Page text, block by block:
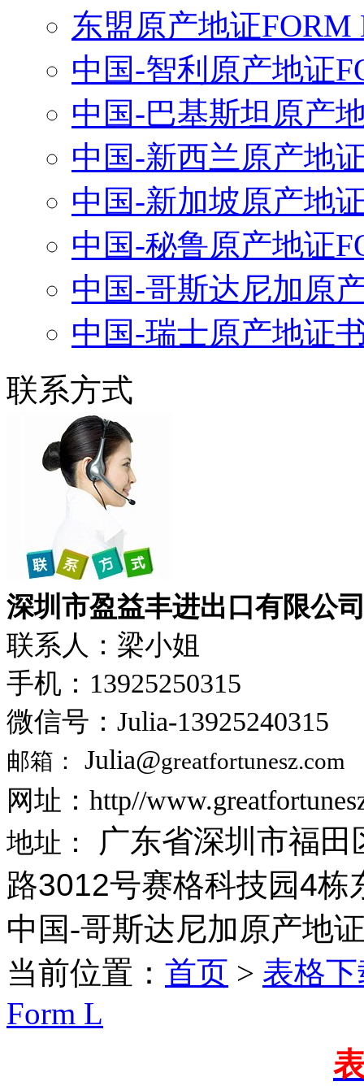
东盟原产地证FORM
中国-智利原产地证
中国-巴基斯坦原产
中国-新西兰原产地
中国-新加坡原产地
中国-秘鲁原产地证
中国-哥斯达尼加原
中国-瑞士原产地证
联系方式
深圳市盈益丰进出口有限公
联系人：梁小姐
手机：13925250315
微信号：Julia-13925240315
邮箱： Julia@greatfortunesz.com
网址：http//
地址：
广东省深圳市福
路3012号赛格科技园4栋
中国-哥斯达尼加原产地
当前位置： 首页 > 表格
Form L